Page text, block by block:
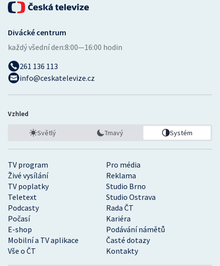
TV program
Pro média
Živé vysílání
Reklama
TV poplatky
Studio Brno
Teletext
Studio Ostrava
Podcasty
Rada ČT
Počasí
Kariéra
E-shop
Podávání námětů
Mobilní a TV aplikace
Časté dotazy
Vše o ČT
Kontakty
Divácké centrum
každý všední den:8:00—16:00 hodin
261 136 113
info@ceskatelevize.cz
Vzhled
Světlý Tmavý Systém